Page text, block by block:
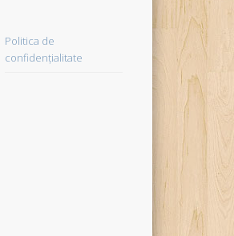
Politica de
confidențialitate